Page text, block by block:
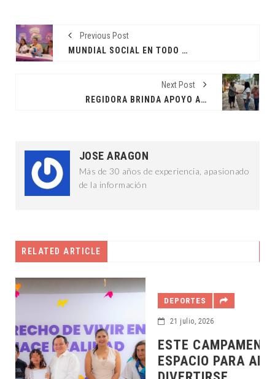
Previous Post
MUNDIAL SOCIAL EN TODO YUCATÁN
Next Post
REGIDORA BRINDA APOYO A ADULTOS MAYORES
JOSE ARAGON
Más de 30 años de experiencia, apasionado
de la información
RELATED ARTICLE
DEPORTES
ESTE CAMPAMENTO REPRESENTA UN
ESPACIO PARA APRENDER , CONVIVIR Y